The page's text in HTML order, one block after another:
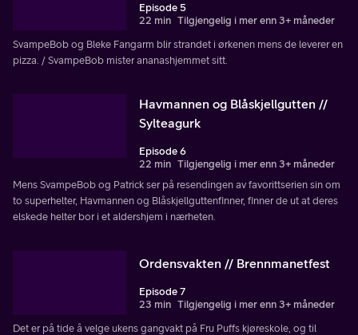
Episode 5
22 min Tilgjengelig i mer enn 3+ måneder
SvampeBob og Bleke Fangarm blir strandet i ørkenen mens de leverer en
pizza. / SvampeBob mister ananashjemmet sitt.
Havmannen og Blåskjellgutten //
Sylteagurk
Episode 6
22 min Tilgjengelig i mer enn 3+ måneder
Mens SvampeBob og Patrick ser på resendingen av favorittserien sin om
to superhelter, Havmannen og Blåskjellguttenfinner, finner de ut at deres
elskede helter bor i et aldershjem i nærheten.
Ordensvakten // Brennmanetfest
Episode 7
23 min Tilgjengelig i mer enn 3+ måneder
Det er på tide å velge ukens gangvakt på Fru Puffs kjøreskole, og til